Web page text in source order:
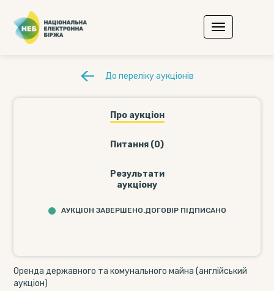
До переліку аукціонів
Про аукціон
Питання (0)
Результати
аукціону
АУКЦІОН ЗАВЕРШЕНО.ДОГОВІР ПІДПИСАНО
Оренда державного та комунального майна (англійський
аукціон)